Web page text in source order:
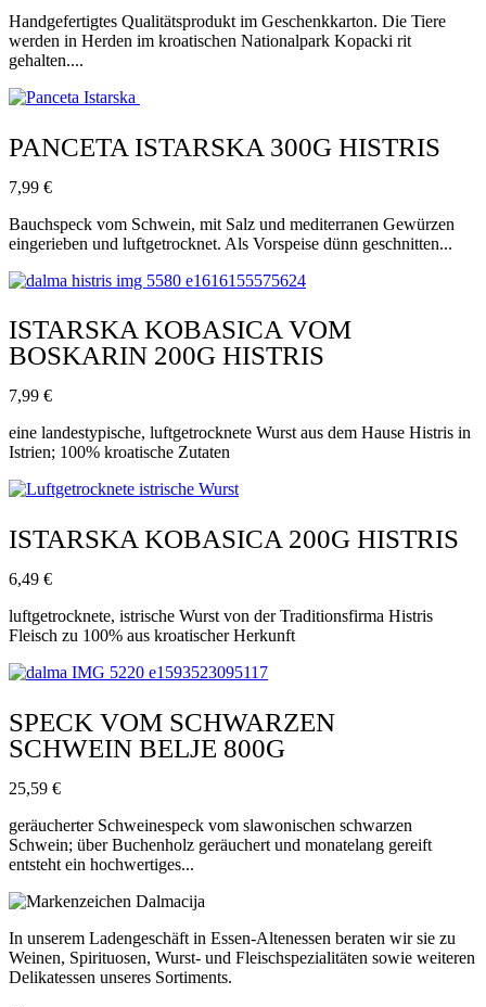
Handgefertigtes Qualitätsprodukt im Geschenkkarton. Die Tiere
werden in Herden im kroatischen Nationalpark Kopacki rit
gehalten....
PANCETA ISTARSKA 300G HISTRIS
7,99 €
Bauchspeck vom Schwein, mit Salz und mediterranen Gewürzen
eingerieben und luftgetrocknet. Als Vorspeise dünn geschnitten...
ISTARSKA KOBASICA VOM
BOSKARIN 200G HISTRIS
7,99 €
eine landestypische, luftgetrocknete Wurst aus dem Hause Histris in
Istrien; 100% kroatische Zutaten
ISTARSKA KOBASICA 200G HISTRIS
6,49 €
luftgetrocknete, istrische Wurst von der Traditionsfirma Histris
Fleisch zu 100% aus kroatischer Herkunft
SPECK VOM SCHWARZEN
SCHWEIN BELJE 800G
25,59 €
geräucherter Schweinespeck vom slawonischen schwarzen
Schwein; über Buchenholz geräuchert und monatelang gereift
entsteht ein hochwertiges...
In unserem Ladengeschäft in Essen-Altenessen beraten wir sie zu
Weinen, Spirituosen, Wurst- und Fleischspezialitäten sowie weiteren
Delikatessen unseres Sortiments.